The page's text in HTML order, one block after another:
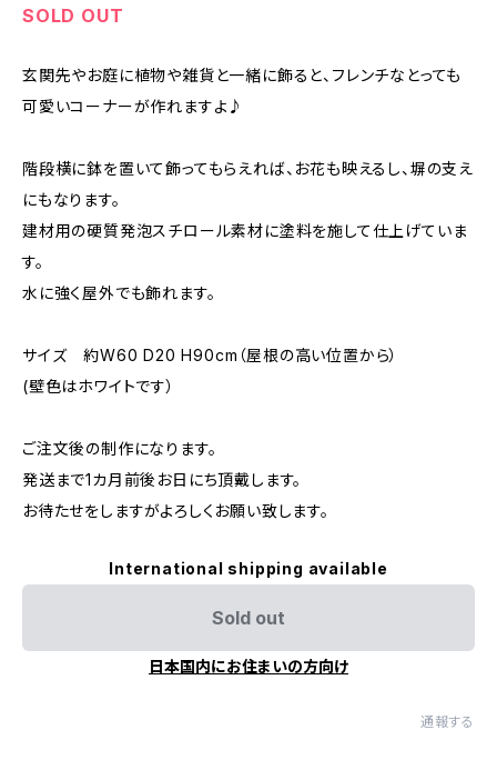
SOLD OUT
玄関先やお庭に植物や雑貨と一緒に飾ると、フレンチなとっても
可愛いコーナーが作れますよ♪
階段横に鉢を置いて飾ってもらえれば、お花も映えるし、塀の支え
にもなります。
建材用の硬質発泡スチロール素材に塗料を施して仕上げていま
す。
水に強く屋外でも飾れます。
サイズ 約W60 D20 H90cm（屋根の高い位置から）
(壁色はホワイトです）
ご注文後の制作になります。
発送まで1カ月前後お日にち頂戴します。
お待たせをしますがよろしくお願い致します。
International shipping available
Sold out
日本国内にお住まいの方向け
通報する